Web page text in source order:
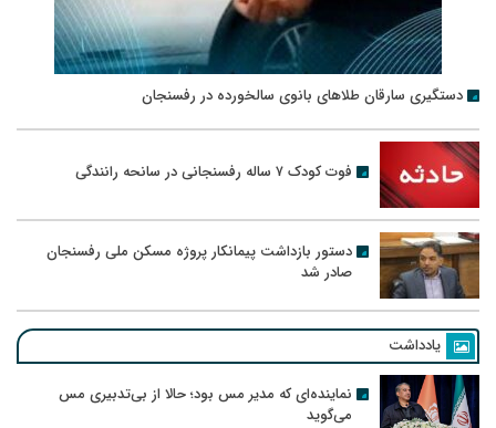
دستگیری سارقان طلاهای بانوی سالخورده در رفسنجان
فوت کودک ۷ ساله رفسنجانی در سانحه رانندگی
دستور بازداشت پیمانکار پروژه مسکن ملی رفسنجان
صادر شد
یادداشت
نماینده‌ای که مدیر مس بود؛ حالا از بی‌تدبیری مس
می‌گوید